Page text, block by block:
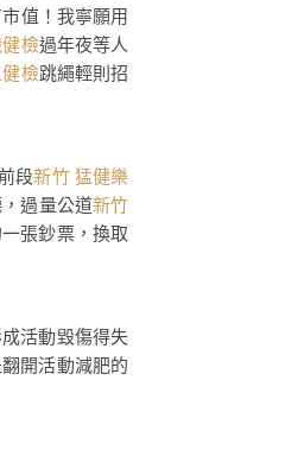
值！我寧願用
檢過年夜等人
檢跳繩輕則招
段新竹 猛健樂
過量公道新竹
張鈔票，換取
活動毀傷得失
開活動減肥的